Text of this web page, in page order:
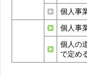
個人事
個人事
個人の
で定め